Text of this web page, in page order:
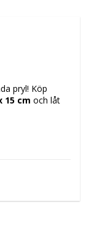
15 cm och låt